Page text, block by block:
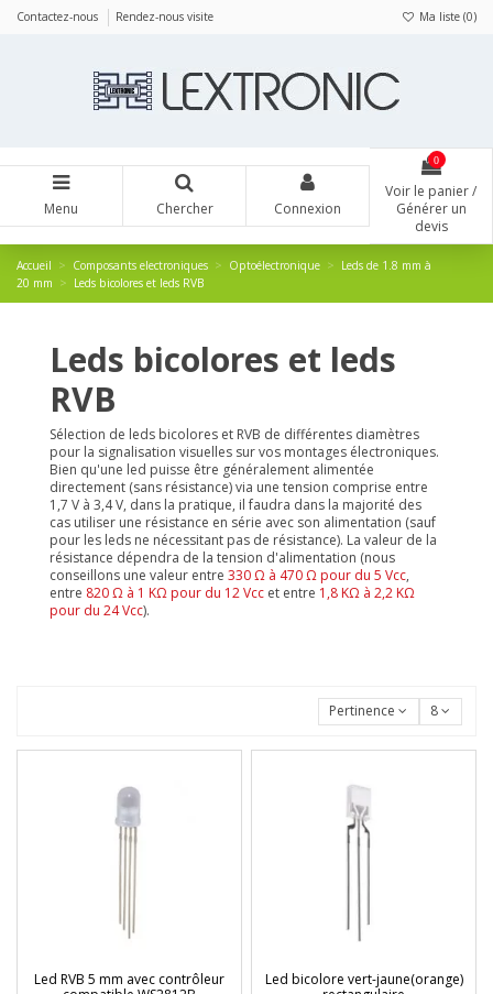
Contactez-nous Rendez-nous visite Ma liste (0)
Menu Chercher Connexion
0
Voir le panier /
Générer un
devis
Accueil Composants electroniques Optoélectronique
Leds de 1.8 mm à
20 mm
Leds bicolores et leds RVB
Leds bicolores et leds
RVB
Sélection de leds bicolores et RVB de différentes diamètres
pour la signalisation visuelles sur vos montages électroniques.
Bien qu'une led puisse être généralement alimentée
directement (sans résistance) via une tension comprise entre
1,7 V à 3,4 V, dans la pratique, il faudra dans la majorité des
cas utiliser une résistance en série avec son alimentation (sauf
pour les leds ne nécessitant pas de résistance). La valeur de la
résistance dépendra de la tension d'alimentation (nous
conseillons une valeur entre 330 Ω à 470 Ω pour du 5 Vcc,
entre 820 Ω à 1 KΩ pour du 12 Vcc et entre 1,8 KΩ à 2,2 KΩ
pour du 24 Vcc).
Pertinence 8
Led RVB 5 mm avec contrôleur
Led bicolore vert-jaune(orange)
Panneau de gestion des cookies